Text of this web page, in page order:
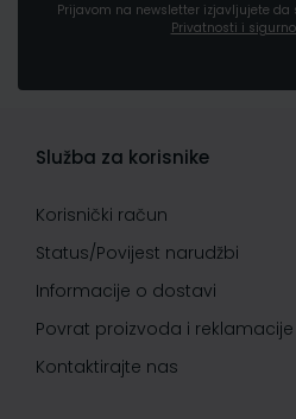
Prijavom na newsletter izjavljujete
Privatnosti i
Služba za korisnike
Korisnički račun
Status/Povijest narudžbi
Informacije o dostavi
Povrat proizvoda i reklamacije
Kontaktirajte nas